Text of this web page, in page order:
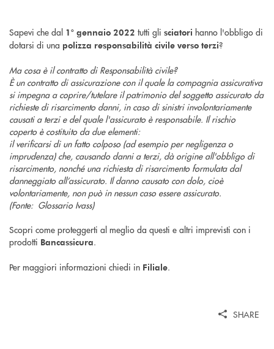
Sapevi che dal 1° gennaio 2022 tutti gli sciatori hanno l'obbligo di
dotarsi di una polizza responsabilità civile verso terzi?
Ma cosa è il contratto di Responsabilità civile?
È un contratto di assicurazione con il quale la compagnia assicurativa
si impegna a coprire/tutelare il patrimonio del soggetto assicurato da
richieste di risarcimento danni, in caso di sinistri involontariamente
causati a terzi e del quale l'assicurato è responsabile. Il rischio
coperto è costituito da due elementi:
il verificarsi di un fatto colposo (ad esempio per negligenza o
imprudenza) che, causando danni a terzi, dà origine all'obbligo di
risarcimento, nonché una richiesta di risarcimento formulata dal
danneggiato all’assicurato. Il danno causato con dolo, cioè
volontariamente, non può in nessun caso essere assicurato.
(Fonte: Glossario Ivass)
Scopri come proteggerti al meglio da questi e altri imprevisti con i
prodotti Bancassicura.
Per maggiori informazioni chiedi in Filiale.
SHARE